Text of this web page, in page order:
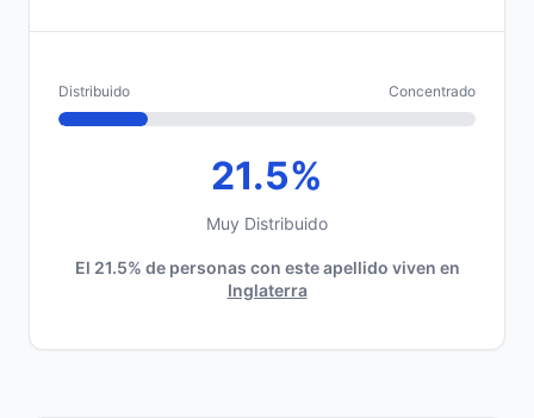
Distribuido Concentrado
21.5%
Muy Distribuido
El 21.5% de personas con este apellido viven en
Inglaterra